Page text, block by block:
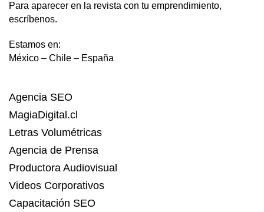
Para aparecer en la revista con tu emprendimiento,
escríbenos.
Estamos en:
México – Chile – España
Agencia SEO
MagiaDigital.cl
Letras Volumétricas
Agencia de Prensa
Productora Audiovisual
Videos Corporativos
Capacitación SEO